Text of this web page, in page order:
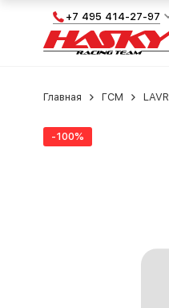
+7 495 414-27-97
Главная ГСМ LAVR
-100%